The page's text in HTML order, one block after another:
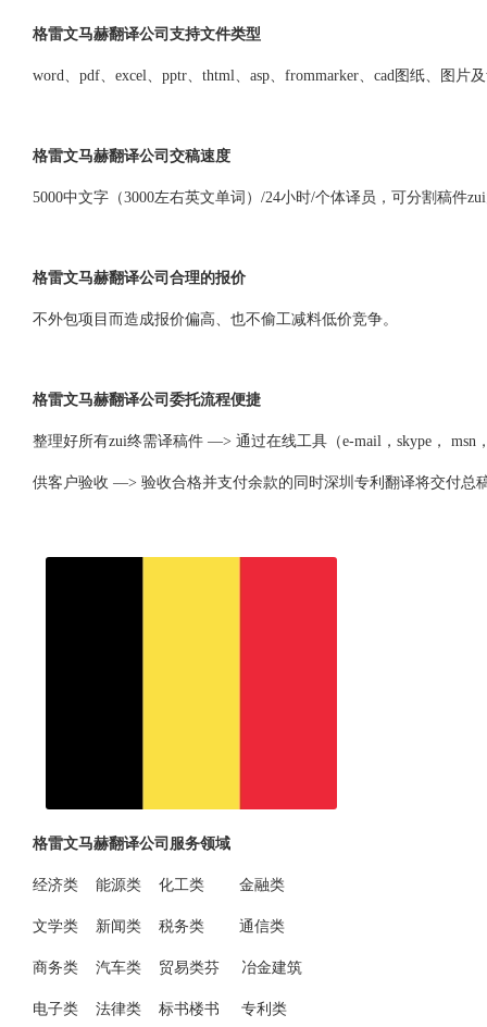
格雷文马赫翻译公司支持文件类型
word、pdf、excel、pptr、thtml、asp、frommarker、cad图纸、图片
格雷文马赫翻译公司交稿速度
5000中文字（3000左右英文单词）/24小时/个体译员，可分割稿件
格雷文马赫翻译公司合理的报价
不外包项目而造成报价偏高、也不偷工减料低价竞争。
格雷文马赫翻译公司委托流程便捷
整理好所有zui终需译稿件 —> 通过在线工具（e-mail，skype，
供客户验收 —> 验收合格并支付余款的同时深圳专利翻译将交付总
格雷文马赫翻译公司服务领域
经济类 能源类 化工类 金融类
文学类 新闻类 税务类 通信类
商务类 汽车类 贸易类芬 冶金建筑
电子类 法律类 标书楼书 专利类